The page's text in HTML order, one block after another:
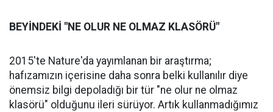
BEYİNDEKİ "NE OLUR NE OLMAZ KLASÖRÜ"
2015'te Nature'da yayımlanan bir araştırma;
hafızamızın içerisine daha sonra belki kullanılır diye
önemsiz bilgi depoladığı bir tür "ne olur ne olmaz
klasörü" olduğunu ileri sürüyor. Artık kullanmadığımız